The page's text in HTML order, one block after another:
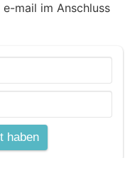
mail im Anschluss